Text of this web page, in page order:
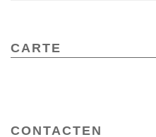
CARTE
CONTACTEN